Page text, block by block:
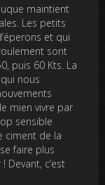
maintient
Les petits
et qui
sont
puis 60 Kts. La
nous
mien vivre par
sensible
ciment de la
faire plus
Devant, c’est